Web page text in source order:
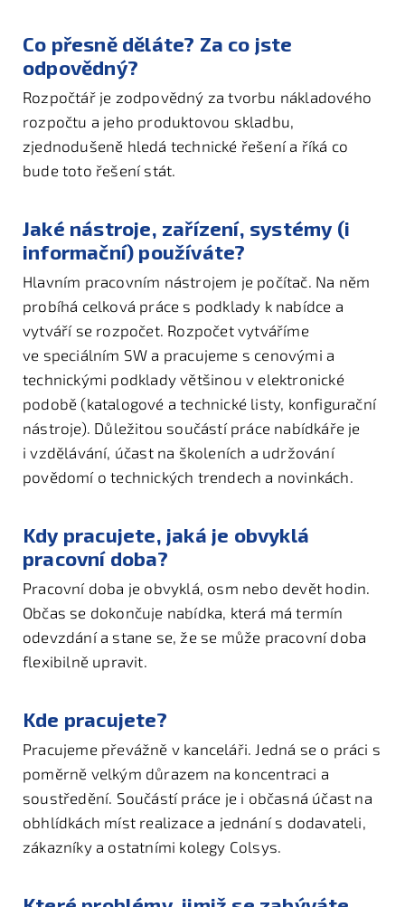
Co přesně děláte? Za co jste
odpovědný?
Rozpočtář je zodpovědný za tvorbu nákladového
rozpočtu a jeho produktovou skladbu,
zjednodušeně hledá technické řešení a říká co
bude toto řešení stát.
Jaké nástroje, zařízení, systémy (i
informační) používáte?
Hlavním pracovním nástrojem je počítač. Na něm
probíhá celková práce s podklady k nabídce a
vytváří se rozpočet. Rozpočet vytváříme
ve speciálním SW a pracujeme s cenovými a
technickými podklady většinou v elektronické
podobě (katalogové a technické listy, konfigurační
nástroje). Důležitou součástí práce nabídkáře je
i vzdělávání, účast na školeních a udržování
povědomí o technických trendech a novinkách.
Kdy pracujete, jaká je obvyklá
pracovní doba?
Pracovní doba je obvyklá, osm nebo devět hodin.
Občas se dokončuje nabídka, která má termín
odevzdání a stane se, že se může pracovní doba
flexibilně upravit.
Kde pracujete?
Pracujeme převážně v kanceláři. Jedná se o práci s
poměrně velkým důrazem na koncentraci a
soustředění. Součástí práce je i občasná účast na
obhlídkách míst realizace a jednání s dodavateli,
zákazníky a ostatními kolegy Colsys.